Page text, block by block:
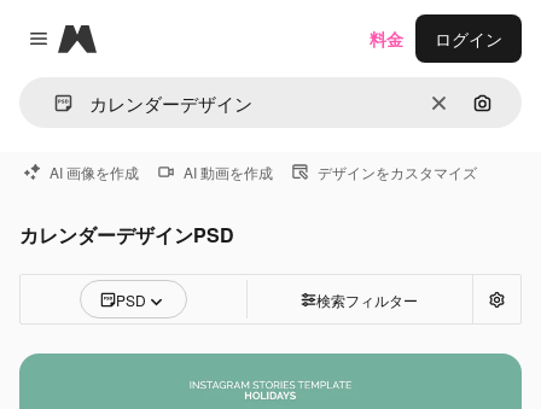
Close menu
Magnific
消去 画像で
料金 ログイン
AI 画像を作成 AI 動画を作成 デザインをカスタマイズ
カレンダーデザインPSD
PSD 検索フィルター